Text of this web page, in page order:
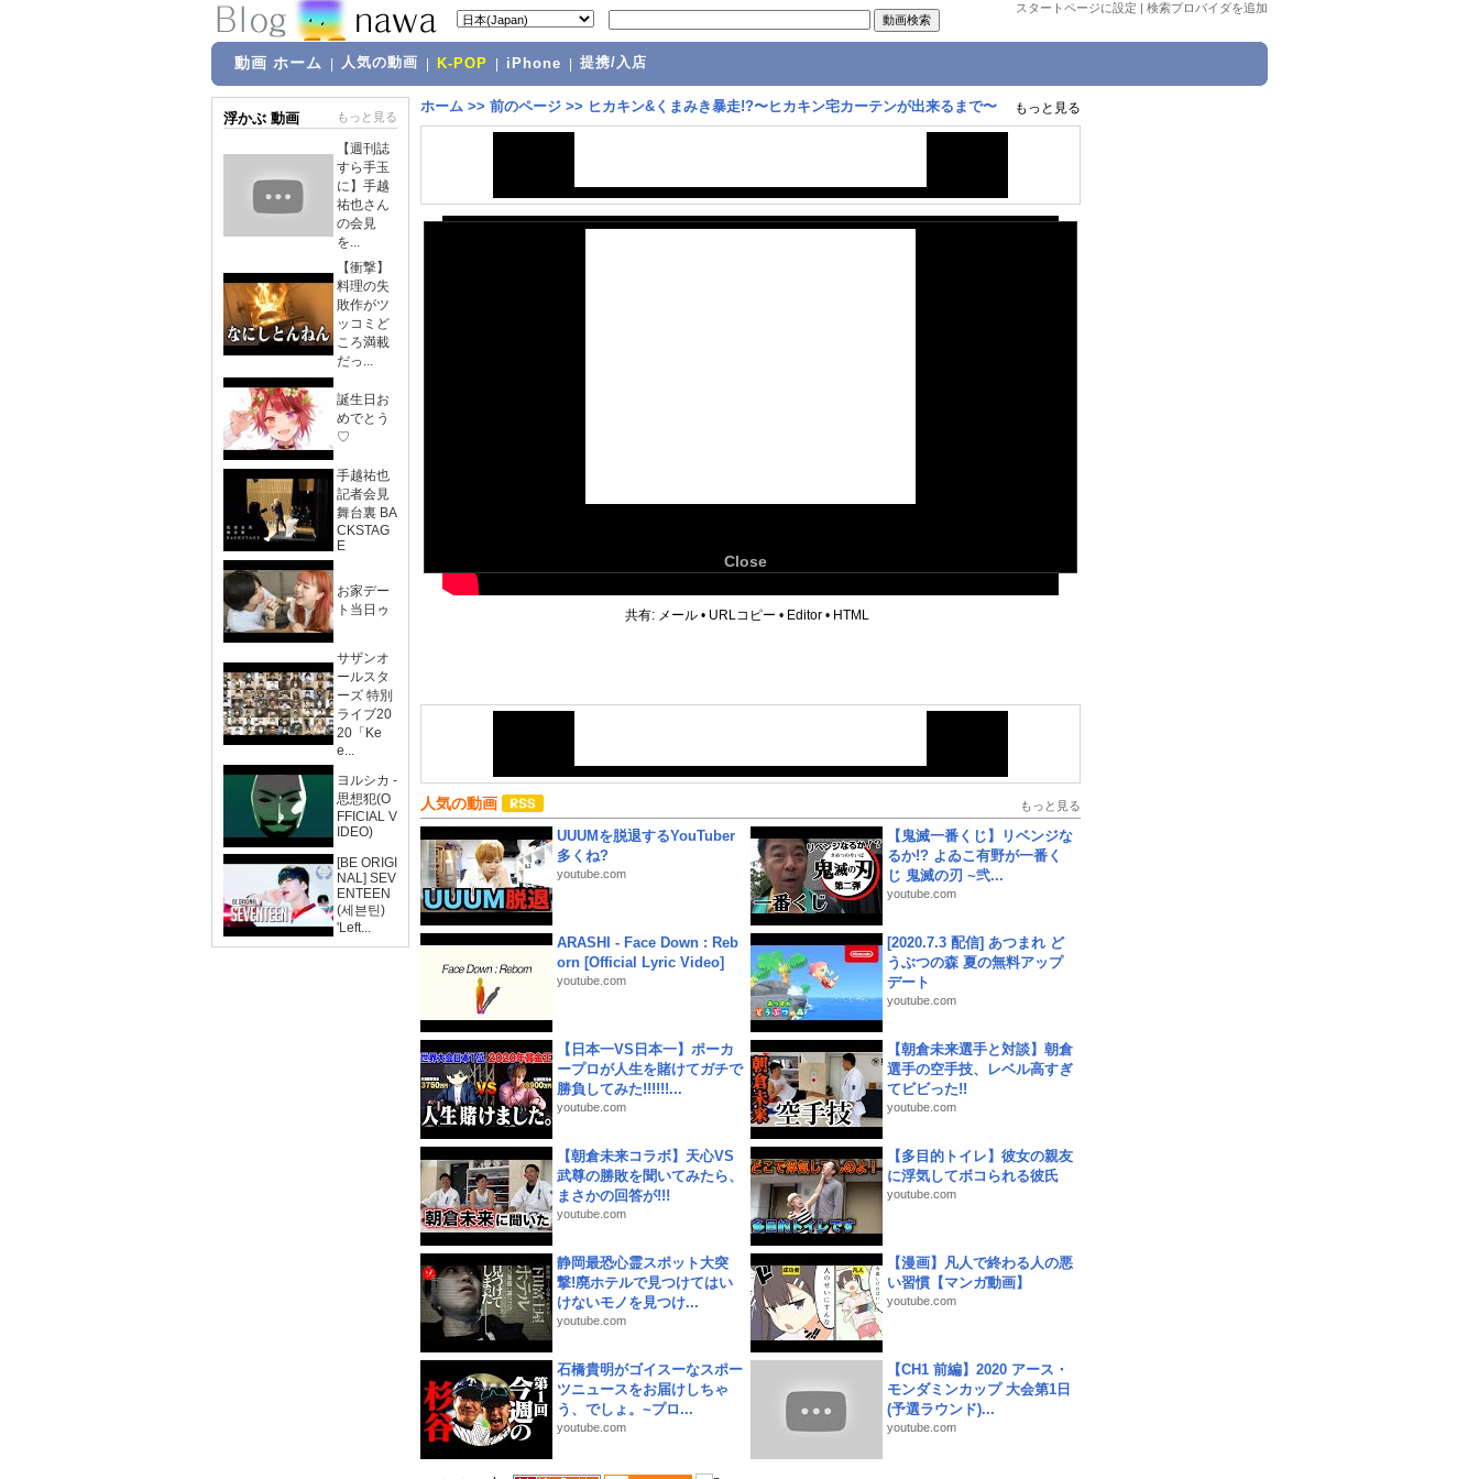
スタートページに設定 | 検索プロバイダを追加
動画 ホーム 人気の動画 K-POP iPhone 提携/入店
浮かぶ 動画 もっと見る
【週刊誌
すら手玉
に】手越
祐也さん
の会見
を...
【衝撃】
料理の失
敗作がツ
ッコミど
ころ満載
だっ...
誕生日お
めでとう
♡
手越祐也
記者会見
舞台裏 BA
CKSTAG
E
お家デー
ト当日ゥ
サザンオ
ールスタ
ーズ 特別
ライブ20
20「Ke
e...
ヨルシカ -
思想犯(O
FFICIAL V
IDEO)
[BE ORIGI
NAL] SEV
ENTEEN
(세븐틴)
'Left...
ホーム >> 前のページ >> ヒカキン&くまみき暴走!?〜ヒカキン宅カーテンが出来るまで〜 もっと見る
Close
共有: メール • URLコピー • Editor • HTML
人気の動画 もっと見る
UUUMを脱退するYouTuber
多くね?
youtube.com
【鬼滅一番くじ】リベンジな
るか!? よゐこ有野が一番く
じ 鬼滅の刃 ~弐...
youtube.com
ARASHI - Face Down : Reb
orn [Official Lyric Video]
youtube.com
[2020.7.3 配信] あつまれ ど
うぶつの森 夏の無料アップ
デート
youtube.com
【日本一VS日本一】ポーカ
ープロが人生を賭けてガチで
勝負してみた!!!!!!...
youtube.com
【朝倉未来選手と対談】朝倉
選手の空手技、レベル高すぎ
てビビった!!
youtube.com
【朝倉未来コラボ】天心VS
武尊の勝敗を聞いてみたら、
まさかの回答が!!!
youtube.com
【多目的トイレ】彼女の親友
に浮気してボコられる彼氏
youtube.com
静岡最恐心霊スポット大突
撃!廃ホテルで見つけてはい
けないモノを見つけ...
youtube.com
【漫画】凡人で終わる人の悪
い習慣【マンガ動画】
youtube.com
石橋貴明がゴイスーなスポー
ツニュースをお届けしちゃ
う、でしょ。~プロ...
youtube.com
【CH1 前編】2020 アース・
モンダミンカップ 大会第1日
(予選ラウンド)...
youtube.com